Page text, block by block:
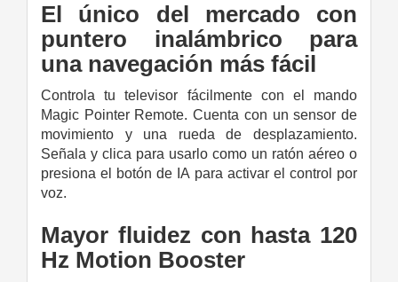
El único del mercado con
puntero inalámbrico para
una navegación más fácil
Controla tu televisor fácilmente con el mando
Magic Pointer Remote. Cuenta con un sensor de
movimiento y una rueda de desplazamiento.
Señala y clica para usarlo como un ratón aéreo o
presiona el botón de IA para activar el control por
voz.
Mayor fluidez con hasta 120
Hz Motion Booster